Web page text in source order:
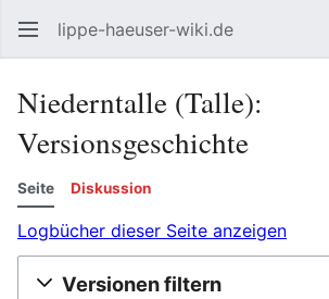
lippe-haeuser-wiki.de
Niederntalle (Talle):
Versionsgeschichte
Seite Diskussion
Logbücher dieser Seite anzeigen
Versionen filtern